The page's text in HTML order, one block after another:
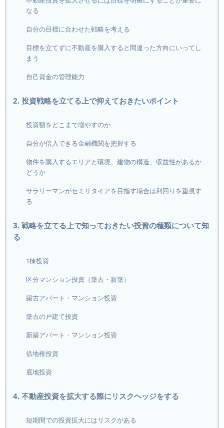
なる
自分の目標に合わせた戦略を考える
目標を立てずに不動産を購入すると間違った方向にいってし
まう
自己資金の管理能力
2. 投資戦略を立てる上で抑えておきたいポイント
投資額をどこまで増やすのか
自分が借入できる金融機関を把握する
物件を購入するエリアと環境、建物の構造、収益性があるか
どうか
サラリーマンがセミリタイアを目指す場合は利回りを重視す
る
3. 戦略を立てる上で知っておきたい投資の種類について知
る
1棟投資
区分マンション投資（築古・新築）
築古アパート・マンション投資
築古の戸建て投資
新築アパート・マンション投資
借地権投資
底地投資
4. 不動産投資を拡大する際にリスクヘッジをする
短期間での投資拡大にはリスクがある